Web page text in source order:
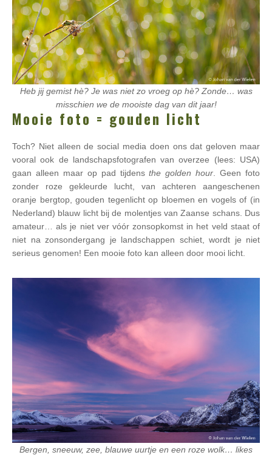
Heb jij gemist hè? Je was niet zo vroeg op hè? Zonde… was
misschien we de mooiste dag van dit jaar!
Mooie foto = gouden licht
Toch? Niet alleen de social media doen ons dat geloven maar
vooral ook de landschapsfotografen van overzee (lees: USA)
gaan alleen maar op pad tijdensthe golden hour . Geen foto
zonder roze gekleurde lucht, van achteren aangeschenen
oranje bergtop, gouden tegenlicht op bloemen en vogels of (in
Nederland) blauw licht bij de molentjes van Zaanse schans. Dus
amateur… als je niet ver vóór zonsopkomst in het veld staat of
niet na zonsondergang je landschappen schiet, wordt je niet
serieus genomen! Een mooie foto kan alleen door mooi licht.
Bergen, sneeuw, zee, blauwe uurtje en een roze wolk… likes